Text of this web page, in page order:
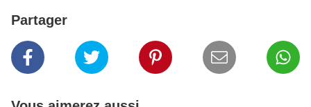
Partager